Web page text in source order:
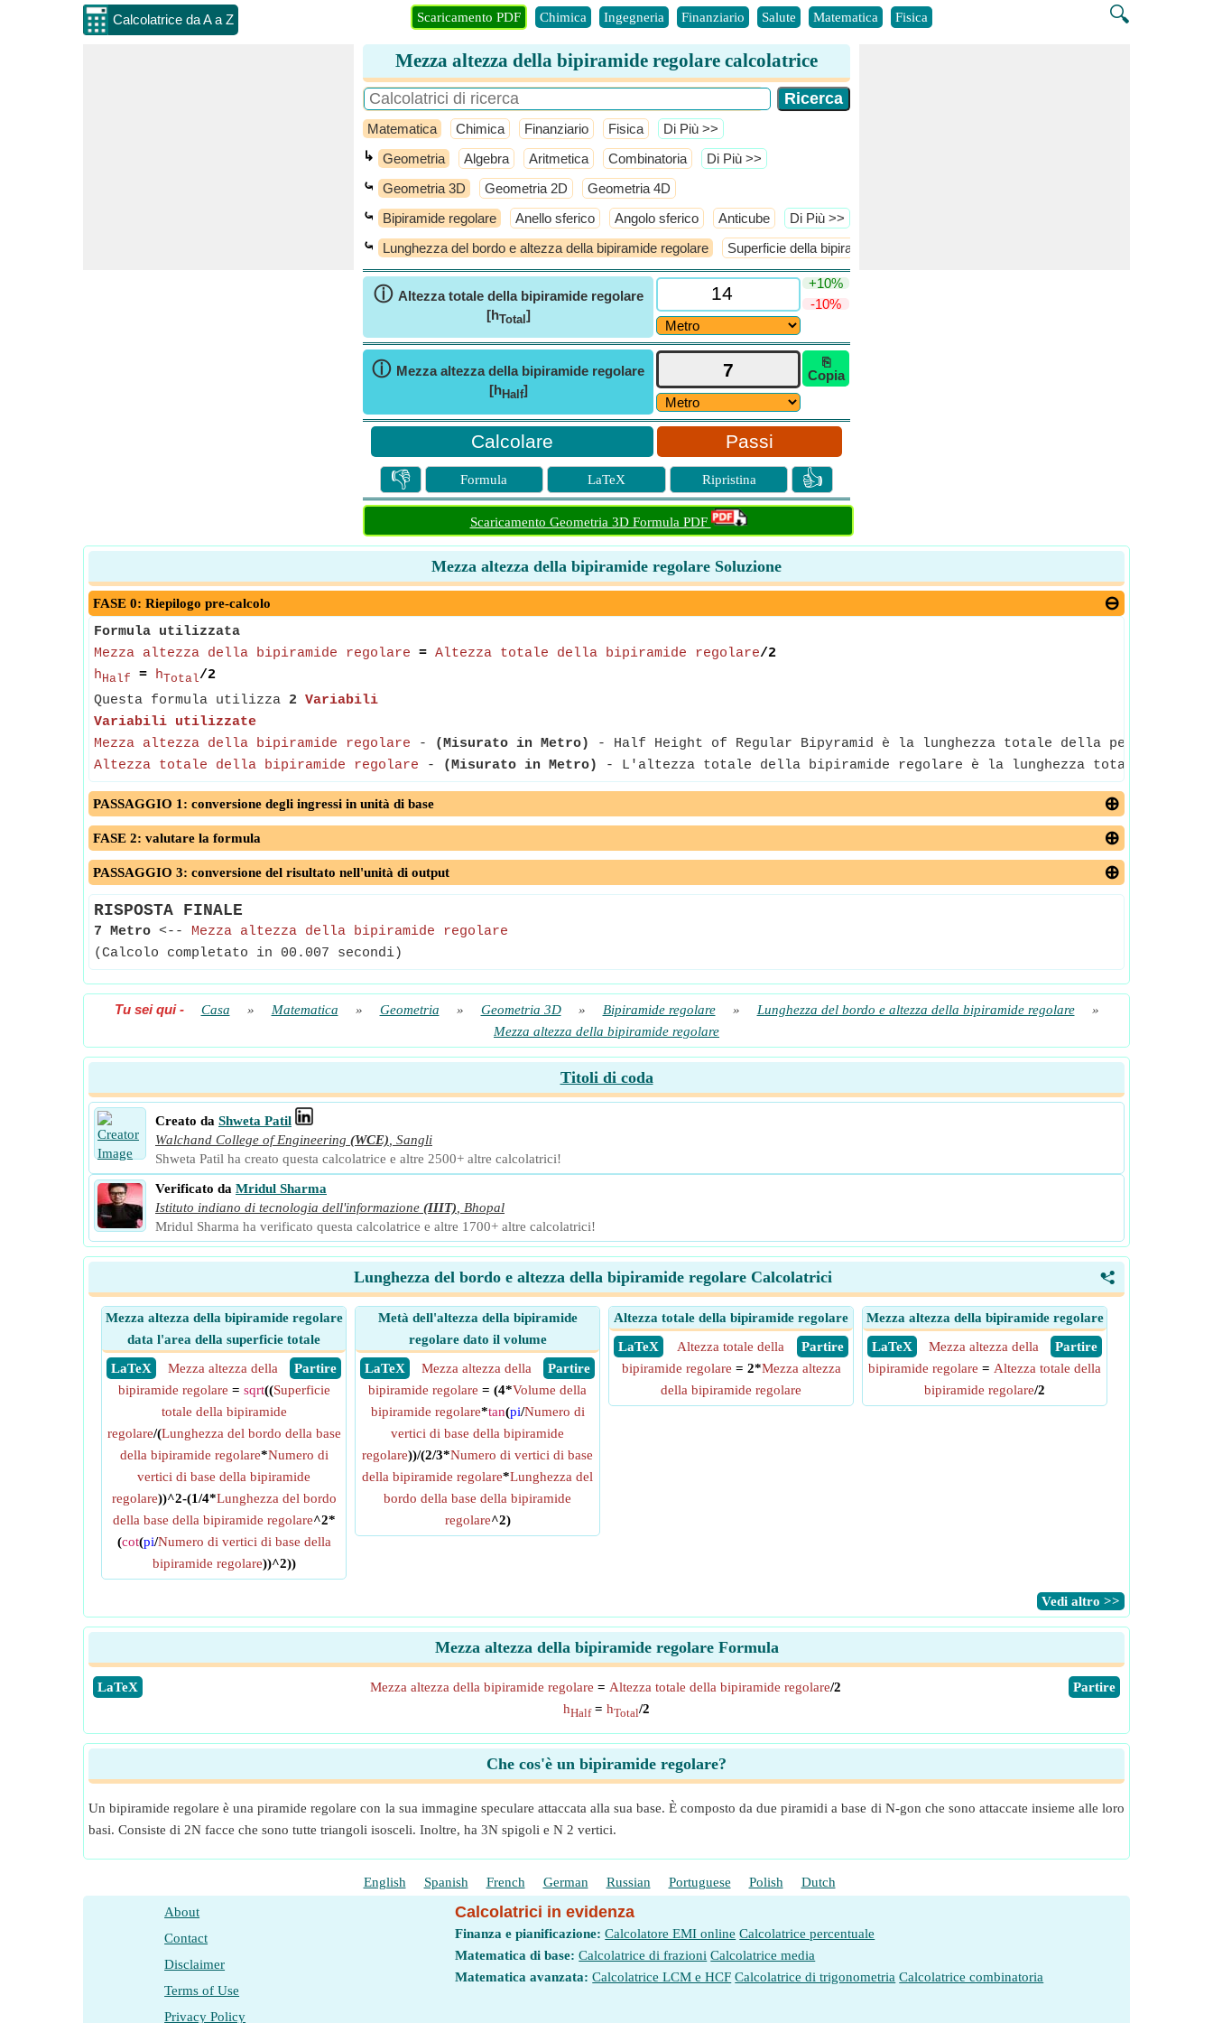
Calcolatrice da A a Z 🔍
Scaricamento PDF Chimica Ingegneria Finanziario Salute Matematica Fisica
Mezza altezza della bipiramide regolare calcolatrice
Matematica Chimica Finanziario Fisica ​Di Più >>
↳ Geometria Algebra Aritmetica Combinatoria ​Di Più >>
⤿ Geometria 3D Geometria 2D Geometria 4D
⤿ Bipiramide regolare Anello sferico Angolo sferico Anticube ​Di Più >>
⤿ Lunghezza del bordo e altezza della bipiramide regolare Superficie della bipiramide regolare
ⓘ Altezza totale della bipiramide regolare
[hTotal ]
+10%
-10%
ⓘ Mezza altezza della bipiramide regolare
[hHalf]
⎘
Copia
Passi
👎 Formula LaTeX Ripristina 👍
Scaricamento Geometria 3D Formula PDF
Mezza altezza della bipiramide regolare Soluzione
FASE 0: Riepilogo pre-calcolo
Formula utilizzata
Mezza altezza della bipiramide regolare = Altezza totale della bipiramide regolare/2
hHalf = h Total/2
Questa formula utilizza 2 Variabili
Variabili utilizzate
Mezza altezza della bipiramide regolare - (Misurato in Metro)
- Half Height of Regular Bipyramid è la lunghezza totale della
Altezza totale della bipiramide regolare - (Misurato in Metro) - L'altezza totale della bipiramide regolare è la lunghezza totale della
PASSAGGIO 1: conversione degli ingressi in unità di base
FASE 2: valutare la formula
PASSAGGIO 3: conversione del risultato nell'unità di output
RISPOSTA FINALE
7 Metro <-- Mezza altezza della bipiramide regolare
(Calcolo completato in 00.007 secondi)
Tu sei qui- Casa » Matematica » Geometria » Geometria 3D » Bipiramide regolare » Lunghezza del bordo e altezza della bipiramide regolare
»
Mezza altezza della bipiramide regolare
Titoli di coda
Creato da Shweta Patil
Walchand College of Engineering (WCE) Sangli
Shweta Patil ha creato questa calcolatrice e altre 2500+ altre calcolatrici!
Verificato da Mridul Sharma
Istituto indiano di tecnologia dell'informazione (IIIT)
Bhopal
Mridul Sharma ha verificato questa calcolatrice e altre 1700+ altre calcolatrici!
<
Lunghezza del bordo e altezza della bipiramide regolare Calcolatrici
Mezza altezza della bipiramide regolare
data l'area della superficie totale
​ LaTeX
​ Partire
Mezza altezza della
bipiramide regolare = sqrt((Superficie
totale della bipiramide
regolare/(Lunghezza del bordo della base
della bipiramide regolare*Numero di
vertici di base della bipiramide
regolare))^2-(1/4*Lunghezza del bordo
della base della bipiramide regolare^2*
(cot(pi/Numero di vertici di base della
bipiramide regolare))^2))
Metà dell'altezza della bipiramide
regolare dato il volume
​ LaTeX
​ Partire
Mezza altezza della
bipiramide regolare = (4*Volume della
bipiramide regolare*tan(pi/Numero di
vertici di base della bipiramide
regolare))/(2/3*Numero di vertici di base
della bipiramide regolare*Lunghezza del
bordo della base della bipiramide
regolare^2)
Altezza totale della bipiramide regolare
​ LaTeX
​ Partire
Altezza totale della
bipiramide regolare = 2*Mezza altezza
della bipiramide regolare
Mezza altezza della bipiramide regolare
​ LaTeX
​ Partire
Mezza altezza della
bipiramide regolare = Altezza totale della
bipiramide regolare/2
​Vedi altro >>
Mezza altezza della bipiramide regolare Formula
​LaTeX ​Partire
Mezza altezza della bipiramide regolare = Altezza totale della bipiramide regolare/2
hHalf= hTotal/2
Che cos'è un bipiramide regolare?
Un bipiramide regolare è una piramide regolare con la sua immagine speculare attaccata alla sua base. È composto da due piramidi a base di N-gon che sono attaccate insieme alle loro
basi. Consiste di 2N facce che sono tutte triangoli isosceli. Inoltre, ha 3N spigoli e N 2 vertici.
English Spanish French German Russian Portuguese Polish Dutch
About
Contact
Disclaimer
Terms of Use
Privacy Policy
Calcolatrici in evidenza
Finanza e pianificazione: Calcolatore EMI online Calcolatrice percentuale
Matematica di base: Calcolatrice di frazioni Calcolatrice media
Matematica avanzata: Calcolatrice LCM e HCF Calcolatrice di trigonometria Calcolatrice combinatoria